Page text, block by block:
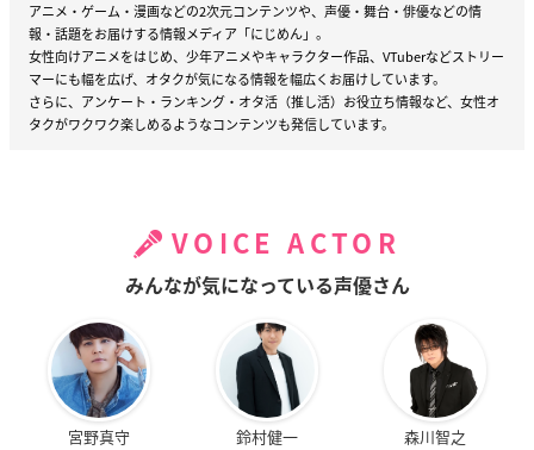
アニメ・ゲーム・漫画などの2次元コンテンツや、声優・舞台・俳優などの情
報・話題をお届けする情報メディア「にじめん」。
女性向けアニメをはじめ、少年アニメやキャラクター作品、VTuberなどストリー
マーにも幅を広げ、オタクが気になる情報を幅広くお届けしています。
さらに、アンケート・ランキング・オタ活（推し活）お役立ち情報など、女性オ
タクがワクワク楽しめるようなコンテンツも発信しています。
VOICE ACTOR
みんなが気になっている声優さん
宮野真守 鈴村健一 森川智之